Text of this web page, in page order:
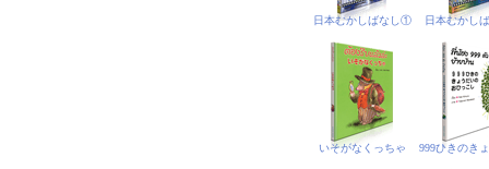
日本むかしばなし① 日本むかし
いそがなくっちゃ